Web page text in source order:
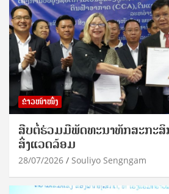
ຂ່າວໜ້າໜຶ່ງ
ສືບຕໍ່ຮ່ວມມືພັດທະນາທັກສະກະສິ
ສິ່ງແວດລ້ອມ
28/07/2026 Souliyo Sengngam